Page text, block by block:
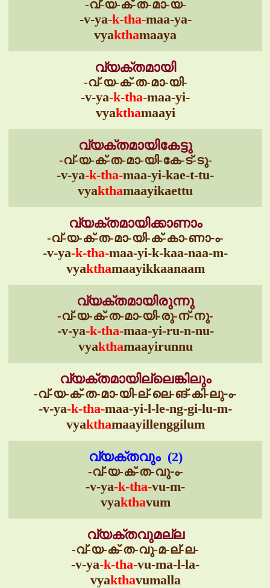
-വ്-യ-ക്-ത-മാ-യ-
-v-ya-k-tha-maa-ya-
vyakthamaaya
വ്യക്തമായി
-വ്-യ-ക്-ത-മാ-യി-
-v-ya-k-tha-maa-yi-
vyakthamaayi
വ്യക്തമായികേട്ടു
-വ്-യ-ക്-ത-മാ-യി-കേ-ട്-ടു-
-v-ya-k-tha-maa-yi-kae-t-tu-
vyakthamaayikaettu
വ്യക്തമായിക്കാണാം
-വ്-യ-ക്-ത-മാ-യി-ക്-കാ-ണാ-ം-
-v-ya-k-tha-maa-yi-k-kaa-naa-m-
vyakthamaayikkaanaam
വ്യക്തമായിരുന്നു
-വ്-യ-ക്-ത-മാ-യി-രു-ന്-നു-
-v-ya-k-tha-maa-yi-ru-n-nu-
vyakthamaayirunnu
വ്യക്തമായില്ലെങ്കിലും
-വ്-യ-ക്-ത-മാ-യി-ല്-ലെ-ങ്-കി-ലു-ം-
-v-ya-k-tha-maa-yi-l-le-ng-gi-lu-m-
vyakthamaayillenggilum
വ്യക്തവും (2)
-വ്-യ-ക്-ത-വു-ം-
-v-ya-k-tha-vu-m-
vyakthavum
വ്യക്തവുമല്ല
-വ്-യ-ക്-ത-വു-മ-ല്-ല-
-v-ya-k-tha-vu-ma-l-la-
vyakthavumalla